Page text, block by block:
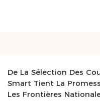
De La Sélection Des
Smart Tient La
Les Frontières